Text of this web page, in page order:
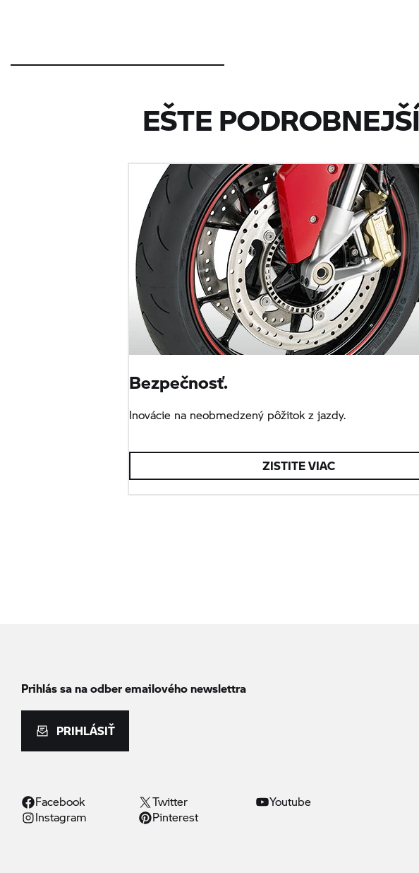
EŠTE
Bezpečnosť.
Inovácie na neobmedzený pôžitok z jazdy.
ZISTITE VIAC
Prihlás sa na odber emailového newslettra
PRIHLÁSIŤ
Facebook Twitter
Youtube
Instagram
Pinterest